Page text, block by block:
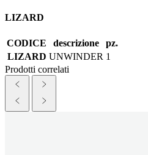
LIZARD
CODICE descrizione
pz.
LIZARD UNWINDER 1
Prodotti correlati